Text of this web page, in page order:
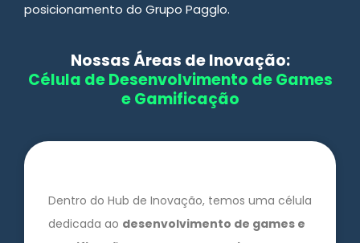
posicionamento do Grupo Pagglo.
Nossas Áreas de Inovação:
Célula de Desenvolvimento de Games
e Gamificação
Dentro do Hub de Inovação, temos uma célula
dedicada ao desenvolvimento de games e